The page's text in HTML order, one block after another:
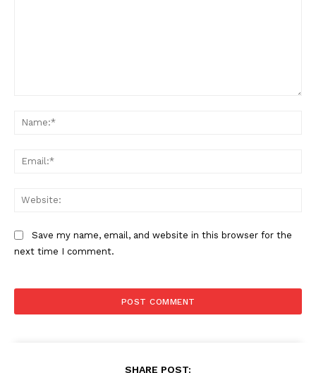
Save my name, email, and website in this browser for the
next time I comment.
SHARE POST: